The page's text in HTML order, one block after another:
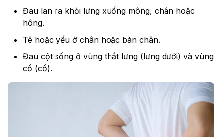
Đau lan ra khỏi lưng xuống mông, chân hoặc
hông.
Tê hoặc yếu ở chân hoặc bàn chân.
Đau cột sống ở vùng thắt lưng (lưng dưới) và vùng
cổ (cổ).